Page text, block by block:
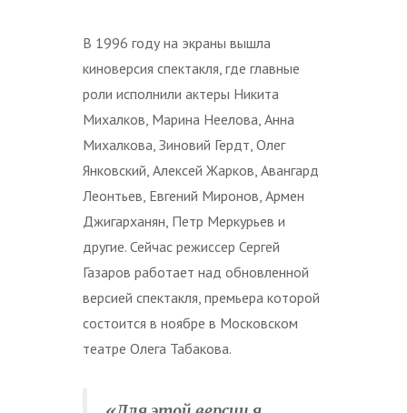
В 1996 году на экраны вышла
киноверсия спектакля, где главные
роли исполнили актеры Никита
Михалков, Марина Неелова, Анна
Михалкова, Зиновий Гердт, Олег
Янковский, Алексей Жарков, Авангард
Леонтьев, Евгений Миронов, Армен
Джигарханян, Петр Меркурьев и
другие. Сейчас режиссер Сергей
Газаров работает над обновленной
версией спектакля, премьера которой
состоится в ноябре в Московском
театре Олега Табакова.